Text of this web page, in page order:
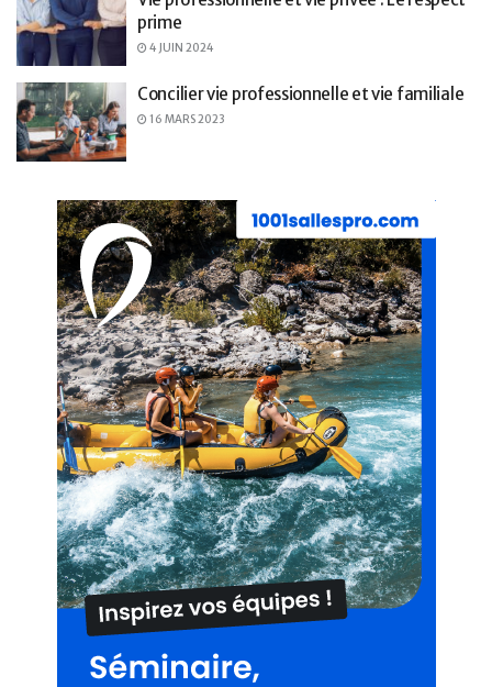
prime
4 JUIN 2024
Concilier vie professionnelle et vie familiale
16 MARS 2023